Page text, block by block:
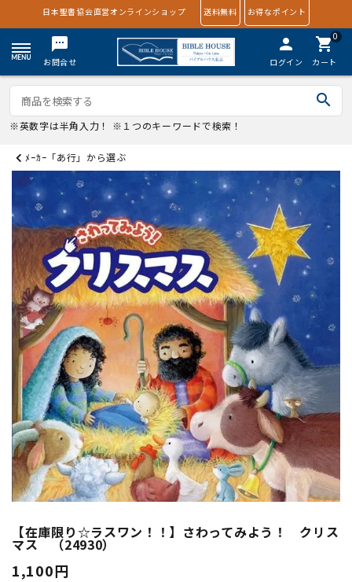
日本聖書協会直営オンラインショップ 送料無料 お得なポイント
textsms
お問合せ
person
ログイン
0
shopping_cart
カート
search
※英数字は半角入力！ ※１つのキーワードで検索！
ﾒｰｶｰ「あ行」から選ぶ
【在庫限り☆ラスワン！！】さわってみよう！ クリス
マス （24930）
1,100円